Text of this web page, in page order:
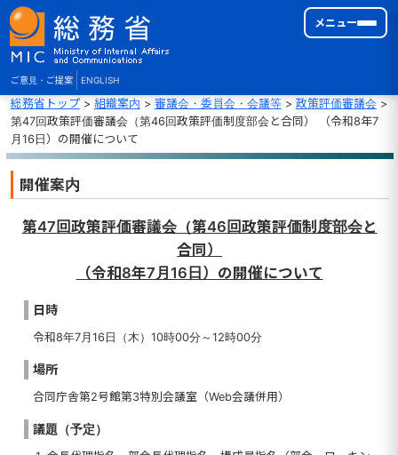
ご意見・ご提案 ENGLISH
メニュー
総務省トップ> 組織案内 > 審議会・委員会・会議等> 政策評価審議会 >
第47回政策評価審議会（第46回政策評価制度部会と合同） （令和8年7
月16日）の開催について
開催案内
第47回政策評価審議会（第46回政策評価制度部会と
合同）
（令和8年7月16日）の開催について
日時
令和8年7月16日（木）10時00分～12時00分
場所
合同庁舎第2号館第3特別会議室（Web会議併用）
議題（予定）